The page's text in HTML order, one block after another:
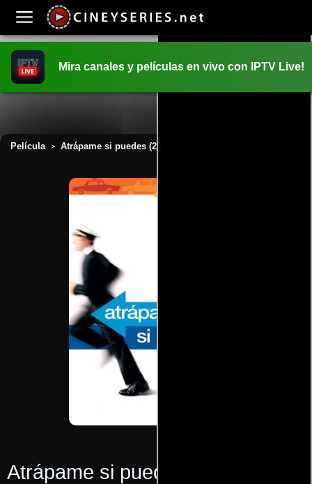
Mira canales y películas en vivo con IPTV Live!
Película > Atrápame si puedes (2003)
Atrápame si puedes